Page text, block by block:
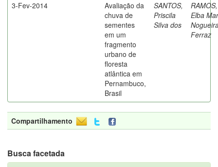
3-Fev-2014
Avaliação da
chuva de
sementes
em um
fragmento
urbano de
floresta
atlântica em
Pernambuco,
Brasil
SANTOS,
Priscila
Silva dos
RAMOS,
Elba
Ferraz
Compartilhamento
Busca facetada